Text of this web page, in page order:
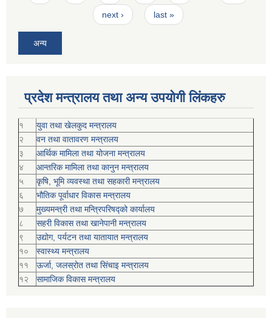
next › last »
अन्य
प्रदेश मन्त्रालय तथा अन्य उपयोगी लिंकहरु
१
युवा तथा खेलकुद मन्त्रालय
२
वन तथा वातावरण मन्त्रालय
३
आर्थिक मामिला तथा योजना मन्त्रालय
४
आन्तरिक मामिला तथा कानुन मन्त्रालय
५
कृषि, भूमि व्यवस्था तथा सहकारी मन्त्रालय
६
भौतिक पूर्वाधार विकास मन्त्रालय
७
मुख्यमन्त्री तथा मन्त्रिपरिषद्को कार्यालय
८
सहरी विकास तथा खानेपानी मन्त्रालय
९
उद्योग, पर्यटन तथा यातायात मन्त्रालय
१०
स्वास्थ्य मन्त्रालय
११
ऊर्जा, जलस्रोत तथा सिंचाइ मन्त्रालय
१२
सामाजिक विकास मन्‍‍त्रालय